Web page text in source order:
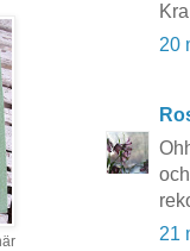
20
21